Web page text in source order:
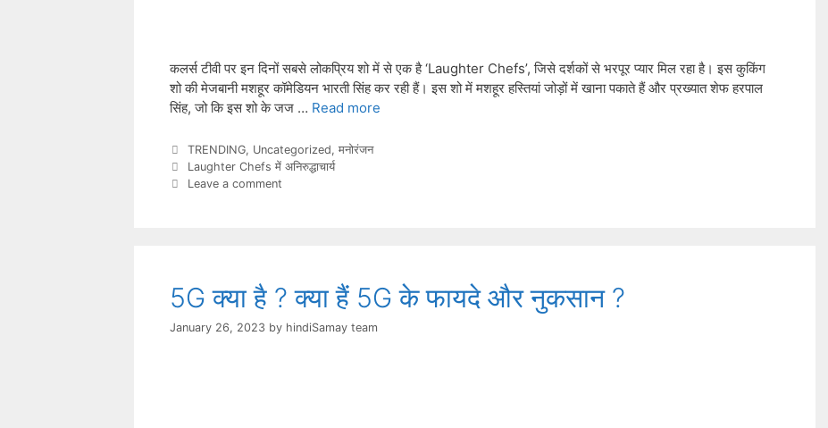
कलर्स टीवी पर इन दिनों सबसे लोकप्रिय शो में से एक है ‘Laughter Chefs’, जिसे दर्शकों से भरपूर प्यार मिल रहा है। इस कुकिंग
शो की मेजबानी मशहूर कॉमेडियन भारती सिंह कर रही हैं। इस शो में मशहूर हस्तियां जोड़ों में खाना पकाते हैं और प्रख्यात शेफ हरपाल
सिंह, जो कि इस शो के जज … Read more
Categories
TRENDING, Uncategorized,मनोरंजन
Tags
Laughter Chefs में अनिरुद्धाचार्य
Leave a comment
5G क्या है ? क्या हैं 5G के फायदे और नुकसान ?
January 26, 2023 by hindiSamay team